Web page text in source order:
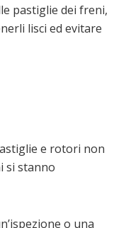
pastiglie dei freni,
lisci ed evitare
e rotori non
si stanno
o una